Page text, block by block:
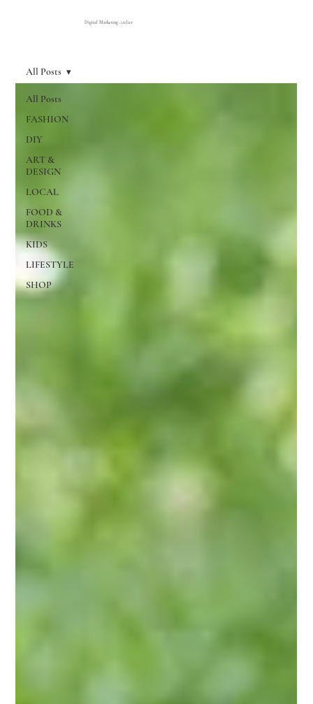
Digital Marketing Atelier
All Posts
FASHION
DIY
ART &
DESIGN
LOCAL
FOOD &
DRINKS
KIDS
LIFESTYLE
SHOP
All Posts